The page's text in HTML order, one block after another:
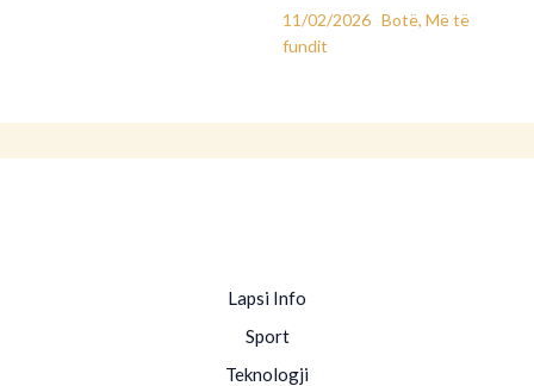
11/02/2026 Botë, Më të
fundit
Lapsi Info
Sport
Teknologji